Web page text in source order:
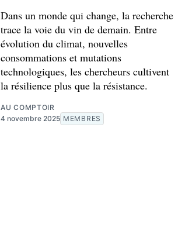
Dans un monde qui change, la recherche
trace la voie du vin de demain. Entre
évolution du climat, nouvelles
consommations et mutations
technologiques, les chercheurs cultivent
la résilience plus que la résistance.
AU COMPTOIR
4 novembre 2025 MEMBRES